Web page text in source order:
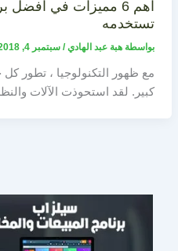
اهم 6 مميزات في
تستخدمه
بواسطة هبة عبد الهادي/ سبتمبر 4, 2018
مع ظهور التكنولوجيا ، تطور
كبير. لقد استحوذت الآلات